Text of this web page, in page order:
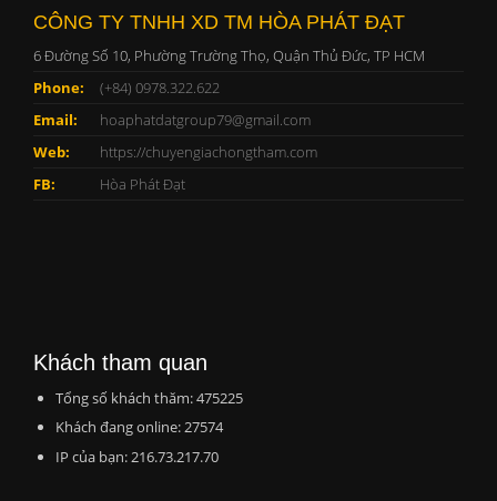
CÔNG TY TNHH XD TM HÒA PHÁT ĐẠT
6 Đường Số 10, Phường Trường Thọ, Quận Thủ Đức, TP HCM
Phone:
(+84) 0978.322.622
Email:
hoaphatdatgroup79@gmail.com
Web:
https://chuyengiachongtham.com
FB:
Hòa Phát Đạt
Khách tham quan
Tổng số khách thăm: 475225
Khách đang online: 27574
IP của bạn: 216.73.217.70